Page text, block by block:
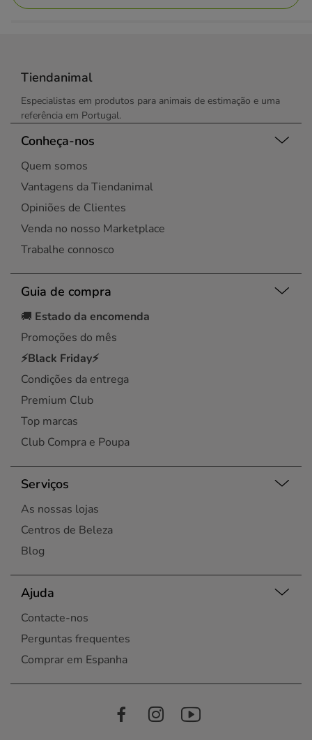
Tiendanimal
Especialistas em produtos para animais de estimação e uma
referência em Portugal.
Conheça-nos
Quem somos
Vantagens da Tiendanimal
Opiniões de Clientes
Venda no nosso Marketplace
Trabalhe connosco
Guia de compra
🚚 Estado da encomenda
Promoções do mês
⚡Black Friday⚡
Condições da entrega
Premium Club
Top marcas
Club Compra e Poupa
Serviços
As nossas lojas
Centros de Beleza
Blog
Ajuda
Contacte-nos
Perguntas frequentes
Comprar em Espanha